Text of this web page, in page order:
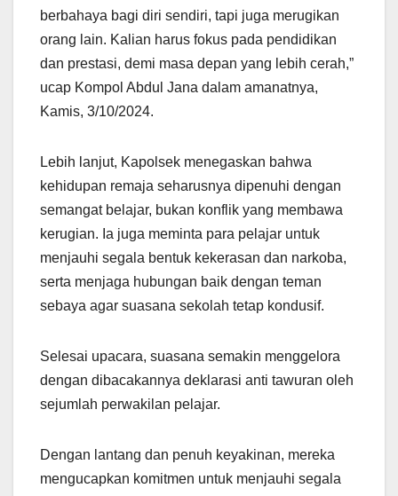
berbahaya bagi diri sendiri, tapi juga merugikan
orang lain. Kalian harus fokus pada pendidikan
dan prestasi, demi masa depan yang lebih cerah,”
ucap Kompol Abdul Jana dalam amanatnya,
Kamis, 3/10/2024.
Lebih lanjut, Kapolsek menegaskan bahwa
kehidupan remaja seharusnya dipenuhi dengan
semangat belajar, bukan konflik yang membawa
kerugian. Ia juga meminta para pelajar untuk
menjauhi segala bentuk kekerasan dan narkoba,
serta menjaga hubungan baik dengan teman
sebaya agar suasana sekolah tetap kondusif.
Selesai upacara, suasana semakin menggelora
dengan dibacakannya deklarasi anti tawuran oleh
sejumlah perwakilan pelajar.
Dengan lantang dan penuh keyakinan, mereka
mengucapkan komitmen untuk menjauhi segala